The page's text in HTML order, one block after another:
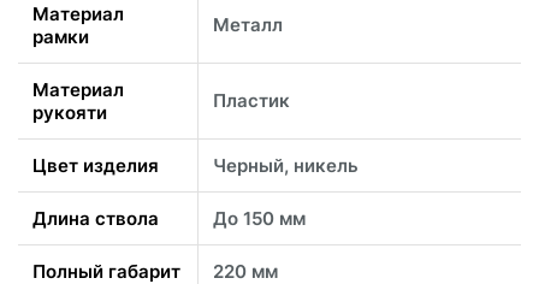
Материал
рамки
Металл
Материал
рукояти
Пластик
Цвет изделия Черный, никель
Длина ствола До 150 мм
Полный габарит 220 мм